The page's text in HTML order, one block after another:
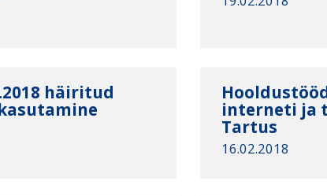
häiritud
interneti ja
Tartus
16.02.2018